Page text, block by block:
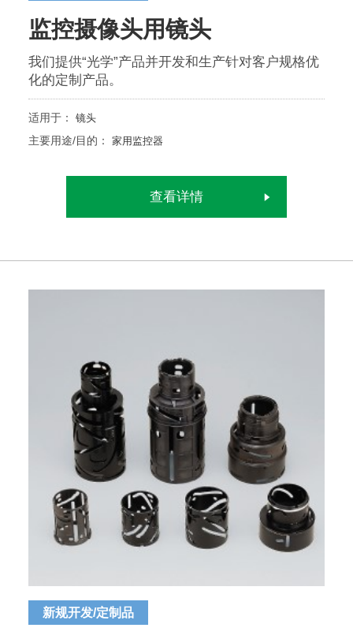
监控摄像头用镜头
我们提供“光学”产品并开发和生产针对客户规格优
化的定制产品。
适用于： 镜头
主要用途/目的： 家用监控器
查看详情
新规开发/定制品